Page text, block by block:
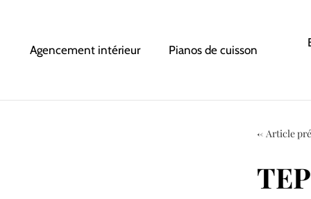
Agencement intérieur Pianos de cuisson
← Article